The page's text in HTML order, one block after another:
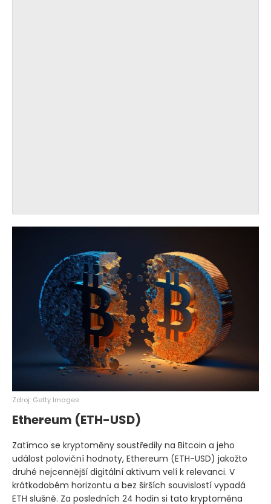
Zdroj: Getty Images
Ethereum (ETH-USD)
Zatímco se kryptoměny soustředily na Bitcoin a jeho
událost poloviční hodnoty, Ethereum (ETH-USD) jakožto
druhé nejcennější digitální aktivum velí k relevanci. V
krátkodobém horizontu a bez širších souvislostí vypadá
ETH slušně. Za posledních 24 hodin si tato kryptoměna